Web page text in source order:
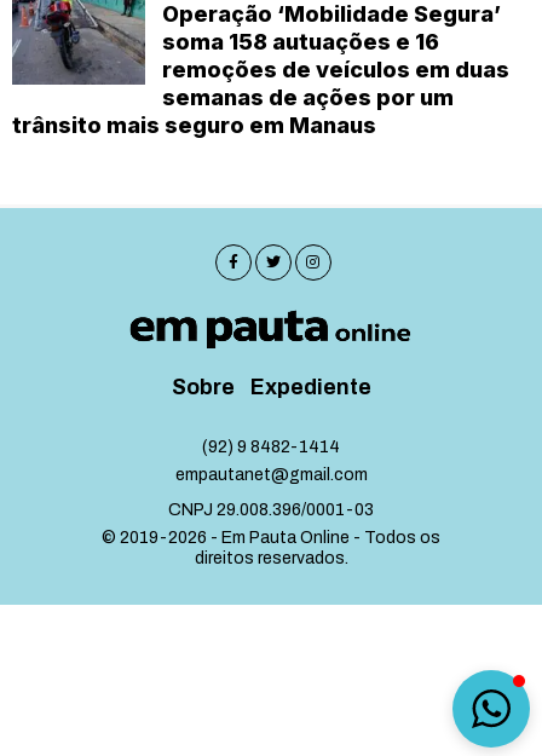
Operação ‘Mobilidade Segura’
soma 158 autuações e 16
remoções de veículos em duas
semanas de ações por um
trânsito mais seguro em Manaus
Sobre Expediente
(92) 9 8482-1414
empautanet@gmail.com
CNPJ 29.008.396/0001-03
© 2019-2026 - Em Pauta Online - Todos os
direitos reservados.